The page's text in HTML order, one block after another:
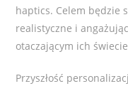
haptics. Celem będzie
realistyczne i
otaczającym ich
Przyszłość